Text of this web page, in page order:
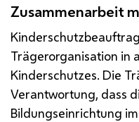
Zusammenarbeit
Trägerorganisation in
Kinderschutzes. Die
Verantwortung, dass
Bildungseinrichtung